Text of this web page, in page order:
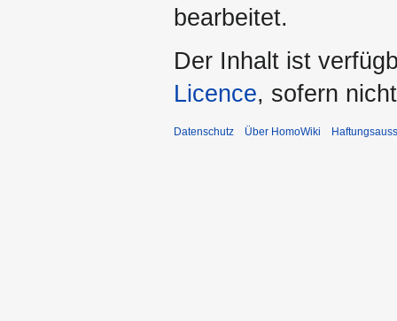
bearbeitet.
Der Inhalt ist
Licence, sofern
Datenschutz Über HomoWiki